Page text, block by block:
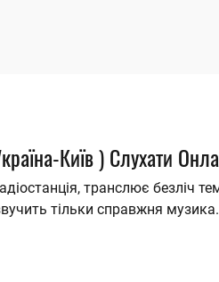
Київ ) Слухати
транслює безліч
тільки справжня музика.